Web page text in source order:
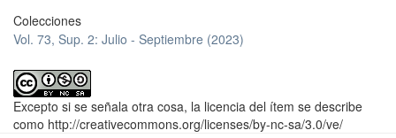
Colecciones
Vol. 73, Sup. 2: Julio - Septiembre (2023)
Excepto si se señala otra cosa, la licencia del ítem se describe
como http://creativecommons.org/licenses/by-nc-sa/3.0/ve/